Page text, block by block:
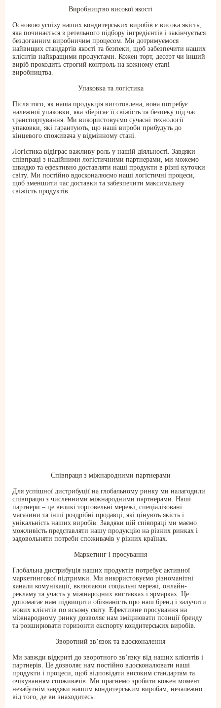
ПРО КОМПАНІЮ
Про нас
Асортимент
Каталог
Контакти
Новини
ПРОДУКЦІЯ
Торти
Тарти
Айс десерти Дофамін
Пироги
UKR ENG
ЗВ'ЯЗАТИСЬ З НАМИ
Виробництво високої якості
Основою успіху наших кондитерських виробів є висока якість,
яка починається з ретельного підбору інгредієнтів і закінчується
бездоганним виробничим процесом. Ми дотримуємося
найвищих стандартів якості та безпеки, щоб забезпечити наших
клієнтів найкращими продуктами. Кожен торт, десерт чи інший
виріб проходить строгий контроль на кожному етапі
виробництва.
Упаковка та логістика
Після того, як наша продукція виготовлена, вона потребує
належної упаковки, яка зберігає її свіжість та безпеку під час
транспортування. Ми використовуємо сучасні технології
упаковки, які гарантують, що наші вироби прибудуть до
кінцевого споживача у відмінному стані.
Логістика відіграє важливу роль у нашій діяльності. Завдяки
співпраці з надійними логістичними партнерами, ми можемо
швидко та ефективно доставляти наші продукти в різні куточки
світу. Ми постійно вдосконалюємо наші логістичні процеси,
щоб зменшити час доставки та забезпечити максимальну
свіжість продуктів.
Співпраця з міжнародними партнерами
Для успішної дистрибуції на глобальному ринку ми налагодили
співпрацю з численними міжнародними партнерами. Наші
партнери – це великі торговельні мережі, спеціалізовані
магазини та інші роздрібні продавці, які цінують якість і
унікальність наших виробів. Завдяки цій співпраці ми маємо
можливість представляти нашу продукцію на різних ринках і
задовольняти потреби споживачів у різних країнах.
Маркетинг і просування
Глобальна дистрибуція наших продуктів потребує активної
маркетингової підтримки. Ми використовуємо різноманітні
канали комунікації, включаючи соціальні мережі, онлайн-
рекламу та участь у міжнародних виставках і ярмарках. Це
допомагає нам підвищити обізнаність про наш бренд і залучити
нових клієнтів по всьому світу. Ефективне просування на
міжнародному ринку дозволяє нам зміцнювати позиції бренду
та розширювати горизонти експорту кондитерських виробів.
Зворотний зв’язок та вдосконалення
Ми завжди відкриті до зворотного зв’язку від наших клієнтів і
партнерів. Це дозволяє нам постійно вдосконалювати наші
продукти і процеси, щоб відповідати високим стандартам та
очікуванням споживачів. Ми прагнемо зробити кожен момент
незабутнім завдяки нашим кондитерським виробам, незалежно
від того, де ви знаходитесь.